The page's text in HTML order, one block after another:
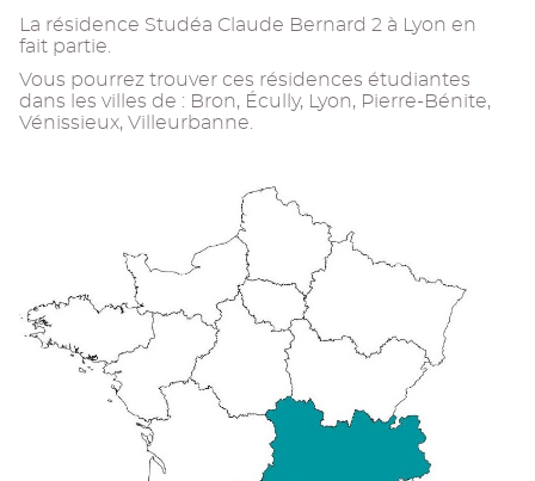
La résidence Studéa Claude Bernard 2 à Lyon en
fait partie.
Vous pourrez trouver ces résidences étudiantes
dans les villes de : Bron, Écully, Lyon, Pierre-Bénite,
Vénissieux, Villeurbanne.